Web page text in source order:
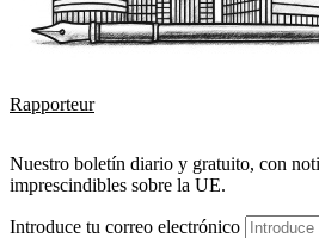
Rapporteur
Nuestro boletín diario y gratuito, con
imprescindibles sobre la UE.
Introduce tu correo electrónico